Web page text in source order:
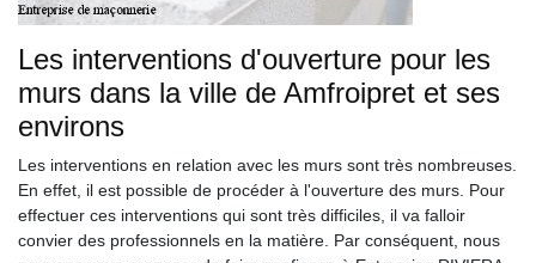
Les interventions d'ouverture pour les
murs dans la ville de Amfroipret et ses
environs
Les interventions en relation avec les murs sont très nombreuses.
En effet, il est possible de procéder à l'ouverture des murs. Pour
effectuer ces interventions qui sont très difficiles, il va falloir
convier des professionnels en la matière. Par conséquent, nous